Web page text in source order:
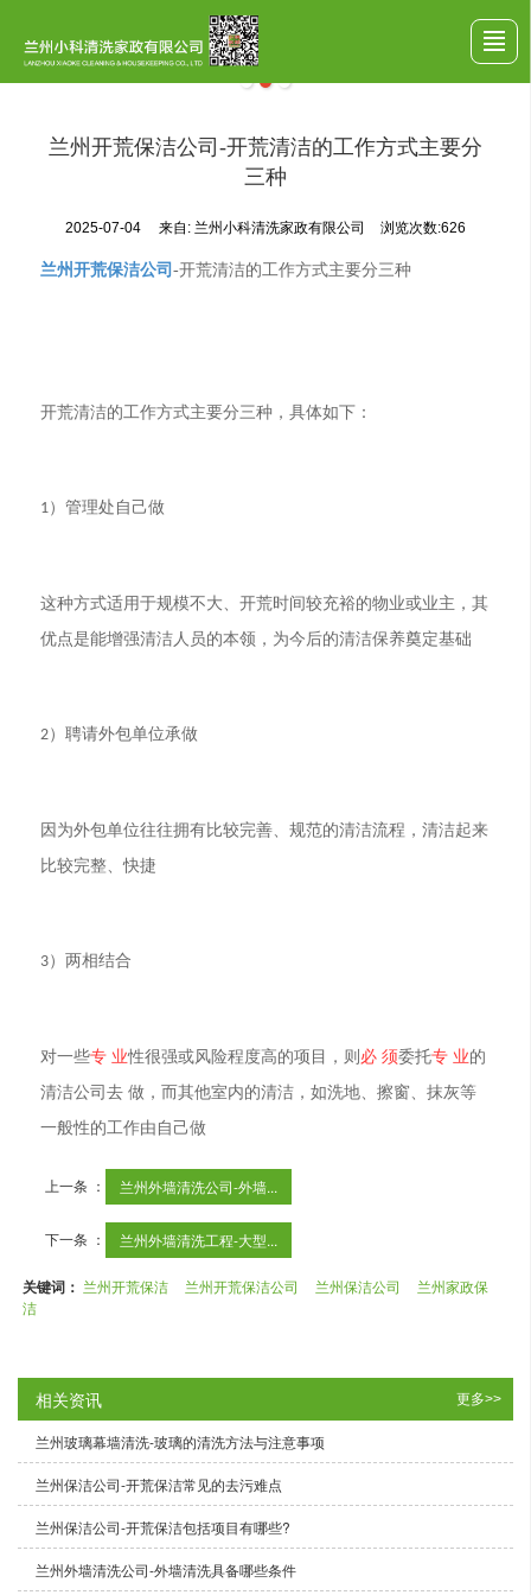
兰州开荒保洁公司​-开荒清洁的工作方式主要分
三种
2025-07-04 来自: 兰州小科清洗家政有限公司 浏览次数:626
兰州开荒保洁公司-开荒清洁的工作方式主要分三种
开荒清洁的工作方式主要分三种，具体如下：
1）管理处自己做
这种方式适用于规模不大、开荒时间较充裕的物业或业主，其
优点是能增强清洁人员的本领，为今后的清洁保养奠定基础
2）聘请外包单位承做
因为外包单位往往拥有比较完善、规范的清洁流程，清洁起来
比较完整、快捷
3）两相结合
对一些专 业性很强或风险程度高的项目，则 必 须委托专 业的
清洁公司去 做，而其他室内的清洁，如洗地、擦窗、抹灰等
一般性的工作由自己做
上一条 ： 兰州外墙清洗公司​-外墙...
下一条 ： 兰州外墙清洗工程​-大型...
关键词： 兰州开荒保洁 兰州开荒保洁公司 兰州保洁公司
兰州家政保
洁
相关资讯 更多>>
兰州玻璃幕墙清洗-玻璃的清洗方法与注意事项
兰州保洁公司-开荒保洁常见的去污难点
兰州保洁公司-开荒保洁包括项目有哪些?
兰州外墙清洗公司-外墙清洗具备哪些条件